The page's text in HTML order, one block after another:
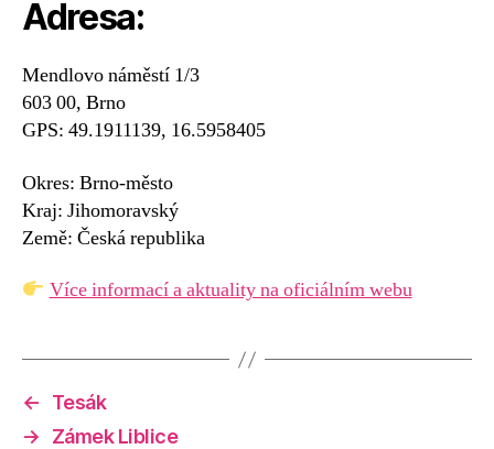
Adresa:
Mendlovo náměstí 1/3
603 00, Brno
GPS: 49.1911139, 16.5958405
Okres: Brno-město
Kraj: Jihomoravský
Země: Česká republika
Více informací a aktuality na oficiálním webu
←
Tesák
→
Zámek Liblice